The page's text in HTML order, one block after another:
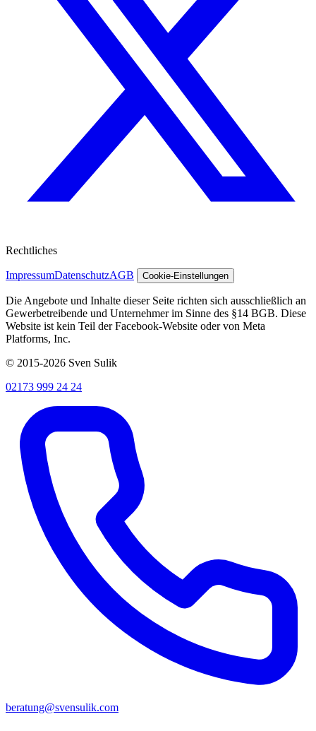
Rechtliches
ImpressumDatenschutzAGB Cookie-Einstellungen
Die Angebote und Inhalte dieser Seite richten sich ausschließlich an
Gewerbetreibende und Unternehmer im Sinne des §14 BGB. Diese
Website ist kein Teil der Facebook-Website oder von Meta
Platforms, Inc.
© 2015-2026 Sven Sulik
02173 999 24 24
beratung@svensulik.com